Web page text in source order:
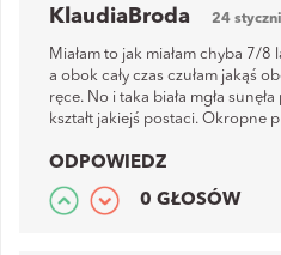
KlaudiaBroda 24
Miałam to jak miałam chyba 7/8
a obok cały czas czułam jakąś
ręce. No i taka biała mgła
kształt jakiejś postaci. Okropne
ODPOWIEDZ
0 GŁOSÓW